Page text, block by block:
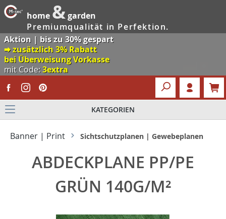
home &garden
Premiumqualität in Perfektion.
Aktion | bis zu 30% gespart
🠮 zusätzlich 3% Rabatt
bei Überweisung Vorkasse
mit Code:3extra
KATEGORIEN
Banner | Print Sichtschutzplanen | Gewebeplanen
ABDECKPLANE PP/PE
GRÜN 140G/M²